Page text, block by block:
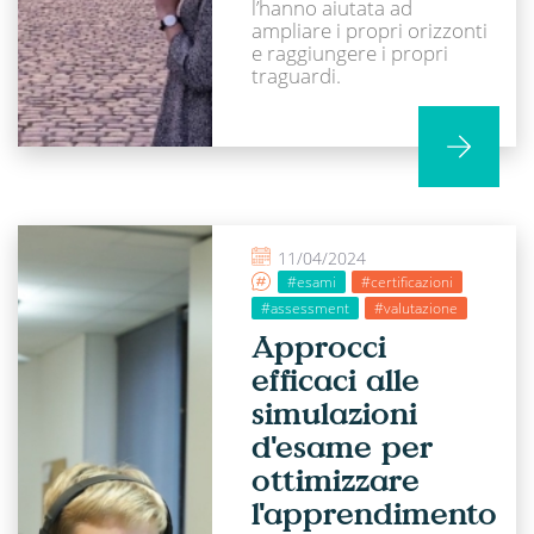
l’hanno aiutata ad
ampliare i propri orizzonti
e raggiungere i propri
traguardi.
11/04/2024
#esami
#certificazioni
#assessment
#valutazione
Approcci
efficaci alle
simulazioni
d'esame per
ottimizzare
l'apprendimento